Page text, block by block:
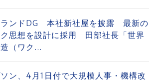
ランドDG 本社新社屋を披露 最新の
ク思想を設計に採用 田部社長「世界
（ワク...
ン、4月1日付で大規模人事・機構改